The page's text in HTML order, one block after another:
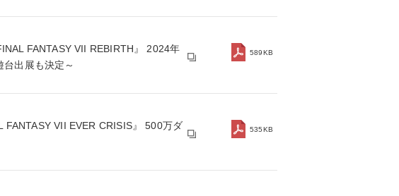
FANTASY VII REBIRTH』 2024年
出展も決定～
589KB
FANTASY VII EVER CRISIS』 500万ダ
535KB